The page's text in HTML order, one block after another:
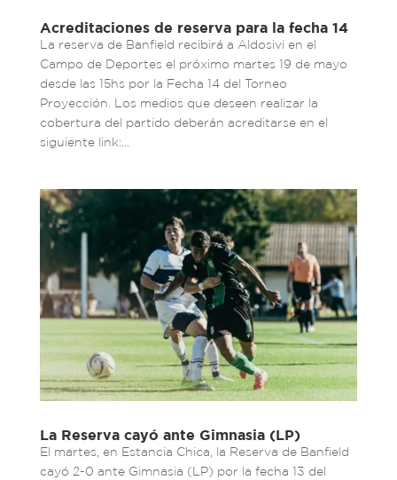
Acreditaciones de reserva para la fecha 14
La reserva de Banfield recibirá a Aldosivi en el
Campo de Deportes el próximo martes 19 de mayo
desde las 15hs por la Fecha 14 del Torneo
Proyección. Los medios que deseen realizar la
cobertura del partido deberán acreditarse en el
siguiente link:...
La Reserva cayó ante Gimnasia (LP)
El martes, en Estancia Chica, la Reserva de Banfield
cayó 2-0 ante Gimnasia (LP) por la fecha 13 del